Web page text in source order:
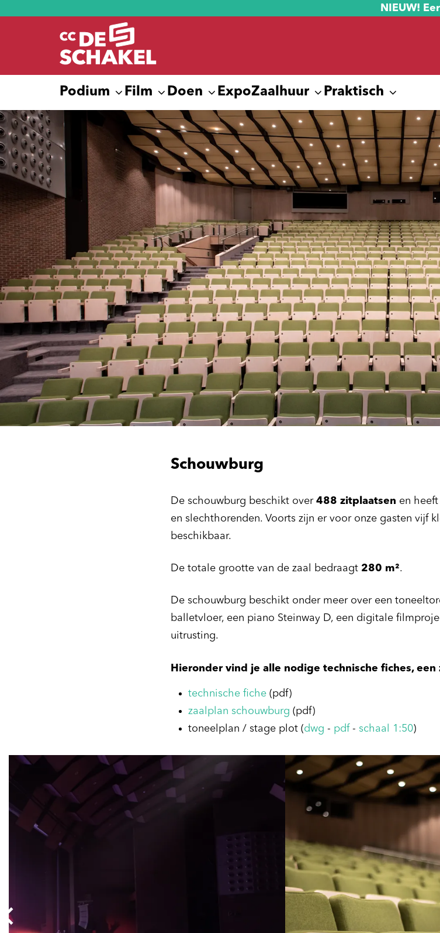
NIEUW!
Podium Film Doen ExpoZaalhuur Praktisch
Schouwburg
De schouwburg beschikt over 488 zitplaatsen en
en slechthorenden. Voorts zijn er voor onze gasten vijf
beschikbaar.
De totale grootte van de zaal bedraagt 280 m².
De schouwburg beschikt onder meer over een
balletvloer, een piano Steinway D, een digitale
uitrusting.
Hieronder vind je alle nodige technische fiches, een
technische fiche (pdf)
zaalplan schouwburg (pdf)
toneelplan / stage plot (dwg - pdf- schaal 1:50)
Overslaan